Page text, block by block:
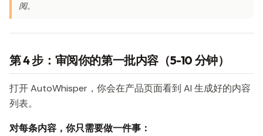
阅。
第 4 步：审阅你的第一批内容（5-10 分钟）
打开 AutoWhisper，你会在产品页面看到 AI 生成好的内容
列表。
对每条内容，你只需要做一件事：